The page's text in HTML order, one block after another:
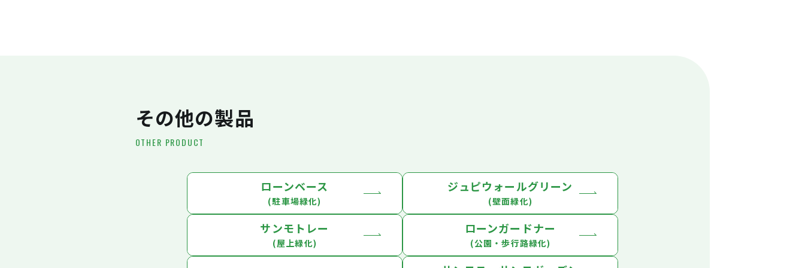
その他の製品
OTHER PRODUCT
ローンベース
(駐車場緑化)
ジュピウォールグリーン
(壁面緑化)
サンモトレー
(屋上緑化)
ローンガードナー
(公園・歩行路緑化)